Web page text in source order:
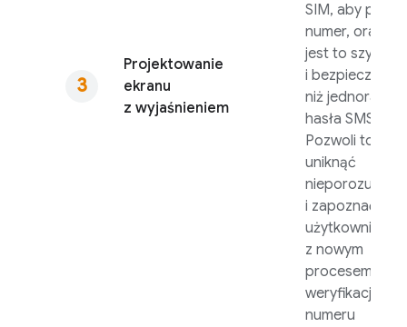
Projektowanie
ekranu
z wyjaśnieniem
SIM, aby
numer, oraz że
jest to szybsze
i
niż
hasła SMS.
Pozwoli to
uniknąć
nieporozumień
i zapoznać
użytkowników
z nowym
procesem
weryfikacji
numeru